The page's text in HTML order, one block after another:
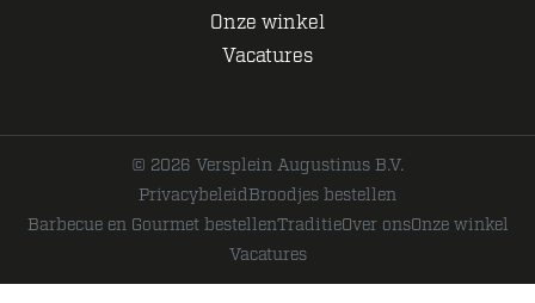
Onze winkel
Vacatures
© 2026 Versplein Augustinus B.V.
PrivacybeleidBroodjes bestellen
Barbecue en Gourmet bestellenTraditieOver onsOnze winkel
Vacatures